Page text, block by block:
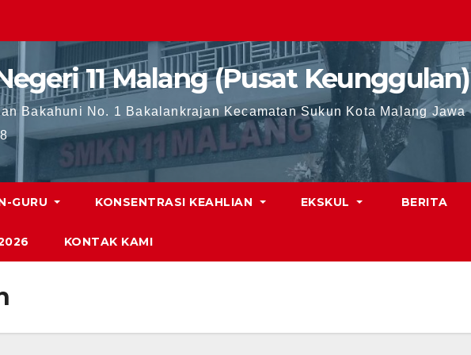
11 Malang (Pusat Keunggulan)
Bakahuni No. 1 Bakalankrajan Kecamatan Sukun Kota Malang Jawa
GURU KONSENTRASI KEAHLIAN EKSKUL BERITA
KONTAK KAMI